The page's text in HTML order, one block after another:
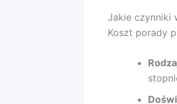
Jakie czynniki
Koszt porady